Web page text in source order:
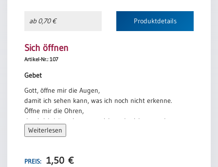
ab 0,70 € Produktdetails
Sich öffnen
Artikel-Nr.: 107
Gebet
Gott, öffne mir die Augen,
damit ich sehen kann, was ich noch nicht erkenne.
Öffne mir die Ohren,
damit ich hören kann, was ich noch nicht verstehe.
Gib mir ein vertrauensvolles Herz,
Weiterlesen
PREIS: 1,50 €